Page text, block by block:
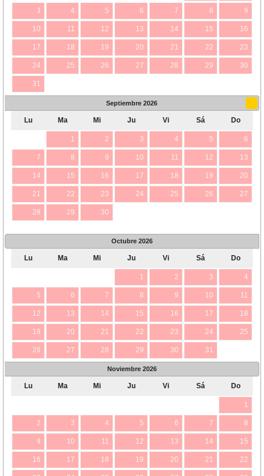
3 4 5 6 7 8 9
10 11 12 13 14 15 16
17 18 19 20 21 22 23
24 25 26 27 28 29 30
31
Septiembre 2026
Lu Ma Mi Ju Vi Sá Do
1 2 3 4 5 6
7 8 9 10 11 12 13
14 15 16 17 18 19 20
21 22 23 24 25 26 27
28 29 30
Octubre 2026
Lu Ma Mi Ju Vi Sá Do
1 2 3 4
5 6 7 8 9 10 11
12 13 14 15 16 17 18
19 20 21 22 23 24 25
26 27 28 29 30 31
Noviembre 2026
Lu Ma Mi Ju Vi Sá Do
1
2 3 4 5 6 7 8
9 10 11 12 13 14 15
16 17 18 19 20 21 22